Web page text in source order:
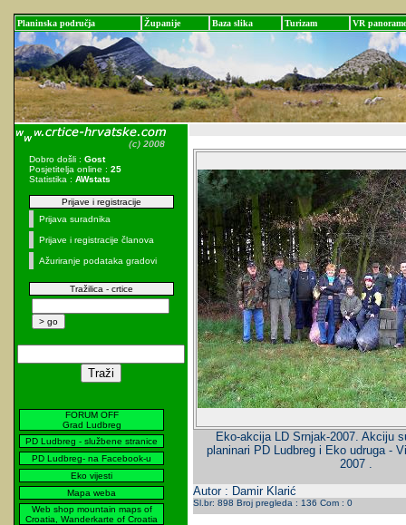
Planinska područja Županije Baza slika Turizam VR panorame
Dobro došli : Gost
Posjetitelja online : 25
Statistika : AWstats
Prijave i registracije
Prijava suradnika
Prijave i registracije članova
Ažuriranje podataka gradovi
Tražilica - crtice
FORUM OFF
Grad Ludbreg
PD Ludbreg - službene stranice
PD Ludbreg- na Facebook-u
Eko vijesti
Mapa weba
Web shop mountain maps of
Croatia, Wanderkarte of Croatia
Eko-akcija LD Srnjak-2007. Akciju
planinari PD Ludbreg i Eko udruga -
2007 .
Autor : Damir Klarić
Sl.br: 898 Broj pregleda : 136 Com : 0